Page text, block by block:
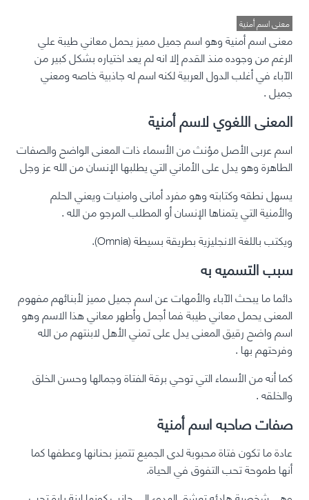
معنى اسم أمنية
معنى اسم أمنيةوهو اسم جميل مميز يحمل معاني طيبة علي
الرغم من وجوده منذ القدم إلا انه لم يعد اختياره بشكل كبير من
الآباء في أغلب الدول العربية لكنه اسم له جاذبية خاصه ومعني
جميل .
المعنى اللغوي لاسم أمنية
اسم عربى الأصل مؤنث من الأسماء ذات المعنى الواضح والصفات
الطاهرة وهو يدل على الأماني التي يطلبها الإنسان من الله عز وجل
يسهل نطقه وكتابته وهو مفرد أمانى وامنيات ويعني الحلم
والأمنية التي يتمناها الإنسان أو المطلب المرجو من الله .
ويكتب باللغة الانجليزية بطريقة بسيطة (Omnia).
سبب التسميه به
دائما ما يبحث الآباء والأمهات عن اسم جميل مميز لأبنائهم مفهوم
المعنى يحمل معاني طيبة فما أجمل وأطهر معاني هذا الاسم وهو
اسم واضح رقيق المعنى يدل على تمني الأهل لابنتهم من الله
وفرحتهم بها .
كما أنه من الأسماء التي توحي برقة الفتاة وجمالها وحسن الخلق
والخلقه .
صفات صاحبه اسم أمنية
عادة ما تكون فتاة محبوبة لدى الجميع تتميز بحنانها وعطفها كما
أنها طموحة تحب التفوق في الحياة.